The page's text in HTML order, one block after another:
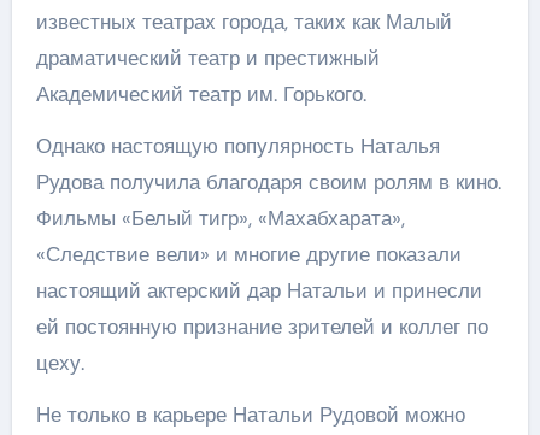
известных театрах города, таких как Малый
драматический театр и престижный
Академический театр им. Горького.
Однако настоящую популярность Наталья
Рудова получила благодаря своим ролям в кино.
Фильмы «Белый тигр», «Махабхарата»,
«Следствие вели» и многие другие показали
настоящий актерский дар Натальи и принесли
ей постоянную признание зрителей и коллег по
цеху.
Не только в карьере Натальи Рудовой можно